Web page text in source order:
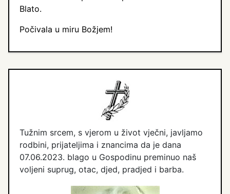
Blato.
Počivala u miru Božjem!
Tužnim srcem, s vjerom u život vječni, javljamo
rodbini, prijateljima i znancima da je dana
07.06.2023. blago u Gospodinu preminuo naš
voljeni suprug, otac, djed, pradjed i barba.